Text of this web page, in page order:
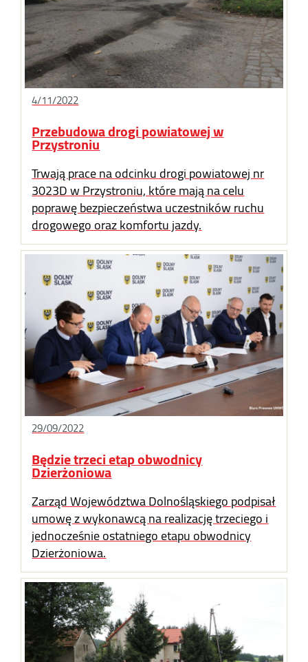
4/11/2022
Przebudowa drogi powiatowej w
Przystroniu
Trwają prace na odcinku drogi powiatowej nr
3023D w Przystroniu, które mają na celu
poprawę bezpieczeństwa uczestników ruchu
drogowego oraz komfortu jazdy.
29/09/2022
Będzie trzeci etap obwodnicy
Dzierżoniowa
Zarząd Województwa Dolnośląskiego podpisał
umowę z wykonawcą na realizację trzeciego i
jednocześnie ostatniego etapu obwodnicy
Dzierżoniowa.